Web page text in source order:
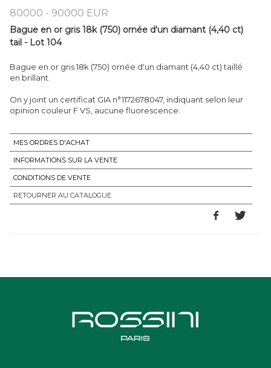
80000 - 90000 EUR
Bague en or gris 18k (750) ornée d'un diamant (4,40 ct)
tail - Lot 104
Bague en or gris 18k (750) ornée d'un diamant (4,40 ct) taillé
en brillant.
On y joint un certificat GIA n°1172678047, indiquant selon leur
opinion couleur F VS, aucune fluorescence.
MES ORDRES D'ACHAT
INFORMATIONS SUR LA VENTE
CONDITIONS DE VENTE
RETOURNER AU CATALOGUE